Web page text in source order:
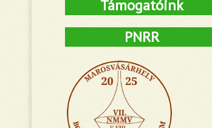
Támogatóink
PNRR